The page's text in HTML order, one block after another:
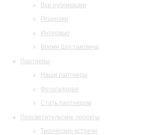
Все публикации
Рецензии
Интервью
Время Шостаковича
Партнеры
Наши партнеры
Фотогалерея
Стать партнером
Просветительские проекты
Творческие встречи